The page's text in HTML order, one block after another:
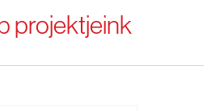
projektjeink